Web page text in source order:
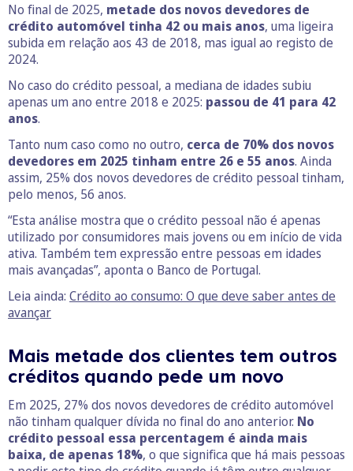
No final de 2025, metade dos novos devedores de
crédito automóvel tinha 42 ou mais anos, uma ligeira
subida em relação aos 43 de 2018, mas igual ao registo de
2024.
No caso do crédito pessoal, a mediana de idades subiu
apenas um ano entre 2018 e 2025: passou de 41 para 42
anos.
Tanto num caso como no outro, cerca de 70% dos novos
devedores em 2025 tinham entre 26 e 55 anos. Ainda
assim, 25% dos novos devedores de crédito pessoal tinham,
pelo menos, 56 anos.
“Esta análise mostra que o crédito pessoal não é apenas
utilizado por consumidores mais jovens ou em início de vida
ativa. Também tem expressão entre pessoas em idades
mais avançadas”, aponta o Banco de Portugal.
Leia ainda: Crédito ao consumo: O que deve saber antes de
avançar
Mais metade dos clientes tem outros
créditos quando pede um novo
Em 2025, 27% dos novos devedores de crédito automóvel
não tinham qualquer dívida no final do ano anterior. No
crédito pessoal essa percentagem é ainda mais
baixa, de apenas 18%, o que significa que há mais pessoas